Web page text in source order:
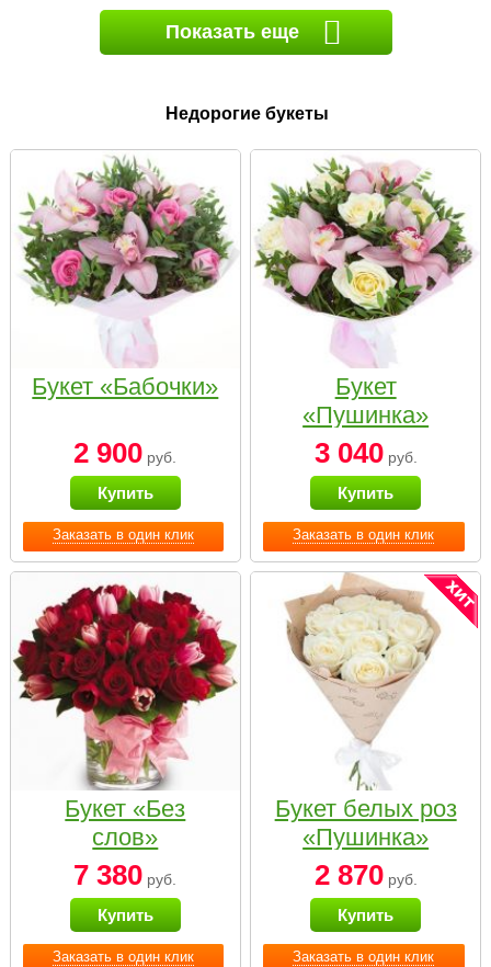
Показать еще
Недорогие букеты
Заказать в один клик
Букет «Бабочки»
2 900 руб.
Купить
Заказать в один клик
Букет
«Пушинка»
3 040руб.
Купить
Заказать в один клик
Букет «Без
слов»
7 380 руб.
Купить
Заказать в один клик
Букет белых роз
«Пушинка»
2 870руб.
Купить